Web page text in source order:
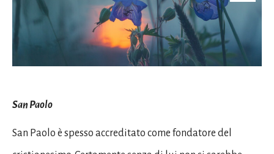
San Paolo
San Paolo è spesso accreditato come fondatore del